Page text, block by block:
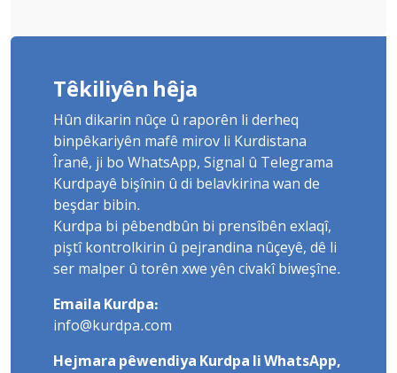
Têkiliyên hêja
Hûn dikarin nûçe û raporên li derheq
binpêkariyên mafê mirov li Kurdistana
Îranê, ji bo WhatsApp, Signal û Telegrama
Kurdpayê bişînin û di belavkirina wan de
beşdar bibin.
Kurdpa bi pêbendbûn bi prensîbên exlaqî,
piştî kontrolkirin û pejrandina nûçeyê, dê li
ser malper û torên xwe yên civakî biweşîne.
Emaila Kurdpa:
info@kurdpa.com
Hejmara pêwendiya Kurdpa li WhatsApp,